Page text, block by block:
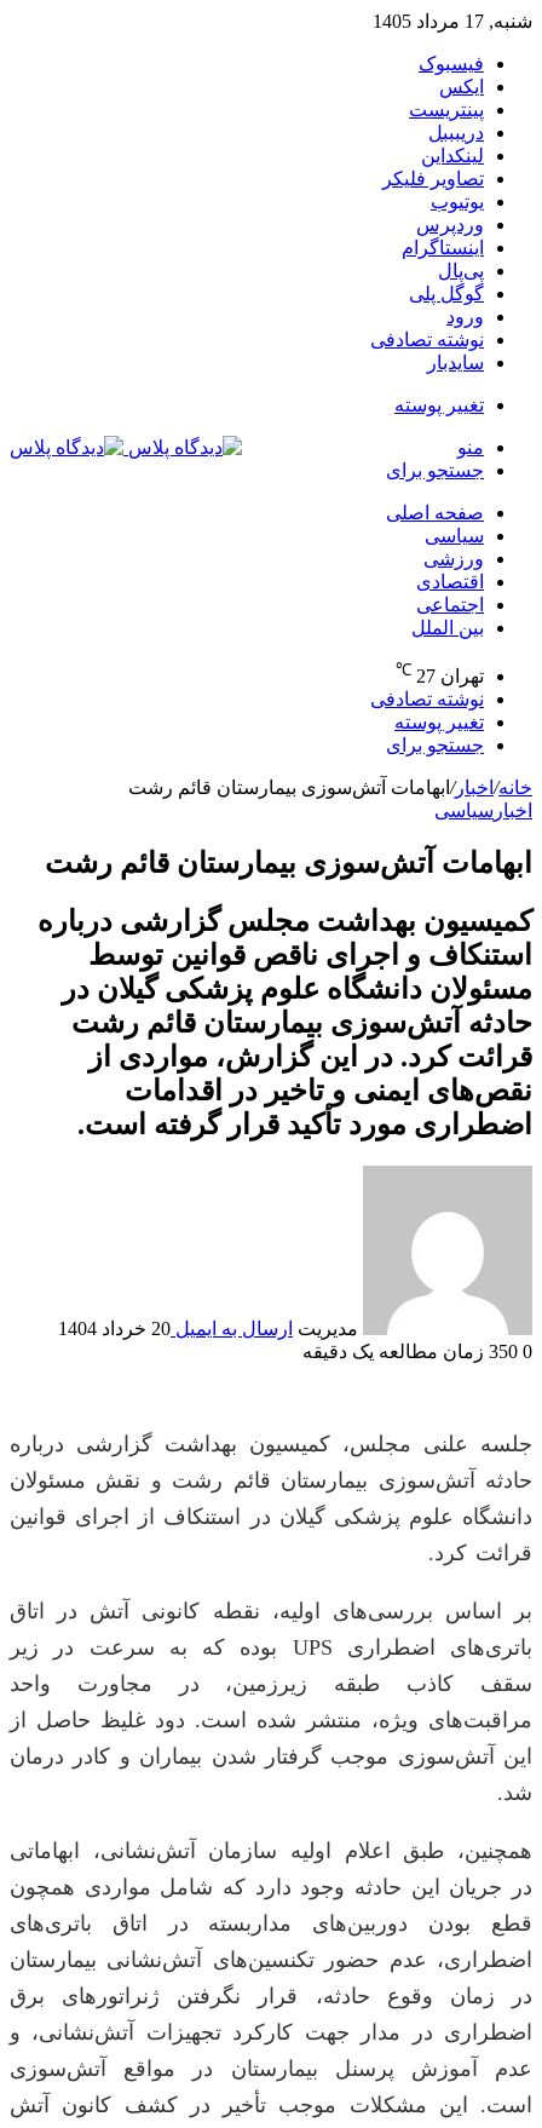
شنبه, 17 مرداد 1405
فیسبوک
ایکس
پینتریست
دریبببل
لینکداین
تصاویر فلیکر
یوتیوب
وردپرس
اینستاگرام
پی‌پال
گوگل پلی
ورود
نوشته تصادفی
سایدبار
تغییر پوسته
منو
جستجو برای
صفحه اصلی
سیاسی
ورزشی
اقتصادی
اجتماعی
بین الملل
تهران 27
℃
نوشته تصادفی
تغییر پوسته
جستجو برای
خانه/ اخبار/ ابهامات آتش‌سوزی بیمارستان قائم رشت
اخبار سیاسی
ابهامات آتش‌سوزی بیمارستان قائم رشت
کمیسیون بهداشت مجلس گزارشی درباره
استنکاف و اجرای ناقص قوانین توسط
مسئولان دانشگاه علوم پزشکی گیلان در
حادثه آتش‌سوزی بیمارستان قائم رشت
قرائت کرد. در این گزارش، مواردی از
نقص‌های ایمنی و تاخیر در اقدامات
اضطراری مورد تأکید قرار گرفته است.
مدیریت ارسال به ایمیل 20 خرداد 1404
0
زمان مطالعه یک دقیقه
جلسه علنی مجلس، کمیسیون بهداشت گزارشی درباره
حادثه آتش‌سوزی بیمارستان قائم رشت و نقش مسئولان
دانشگاه علوم پزشکی گیلان در استنکاف از اجرای قوانین
قرائت کرد.
بر اساس بررسی‌های اولیه، نقطه کانونی آتش در اتاق
باتری‌های اضطراری UPS بوده که به سرعت در زیر
سقف کاذب طبقه زیرزمین، در مجاورت واحد
مراقبت‌های ویژه، منتشر شده است. دود غلیظ حاصل از
این آتش‌سوزی موجب گرفتار شدن بیماران و کادر درمان
شد.
همچنین، طبق اعلام اولیه سازمان آتش‌نشانی، ابهاماتی
در جریان این حادثه وجود دارد که شامل مواردی همچون
قطع بودن دوربین‌های مداربسته در اتاق باتری‌های
اضطراری، عدم حضور تکنسین‌های آتش‌نشانی بیمارستان
در زمان وقوع حادثه، قرار نگرفتن ژنراتور‌های برق
اضطراری در مدار جهت کارکرد تجهیزات آتش‌نشانی، و
عدم آموزش پرسنل بیمارستان در مواقع آتش‌سوزی
است. این مشکلات موجب تأخیر در کشف کانون آتش